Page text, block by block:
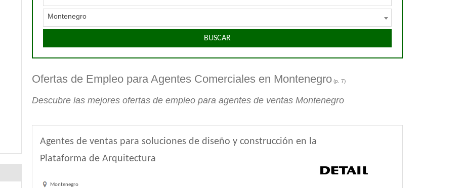
Montenegro
BUSCAR
Ofertas de Empleo para Agentes Comerciales en Montenegro(p. 7)
Descubre las mejores ofertas de empleo para agentes de ventas Montenegro
Agentes de ventas para soluciones de diseño y construcción en la
Plataforma de Arquitectura
Montenegro